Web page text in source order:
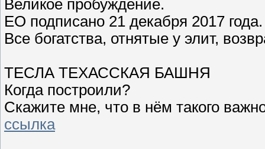
Великое пробуждение.
EO подписано 21 декабря 2017 года.
Все богатства, отнятые у элит,
ТЕСЛА ТЕХАССКАЯ БАШНЯ
Когда построили?
Скажите мне, что в нём такого
ссылка